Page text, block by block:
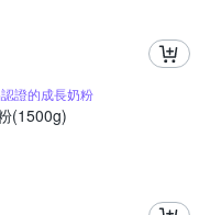
證的成長奶粉
(1500g)